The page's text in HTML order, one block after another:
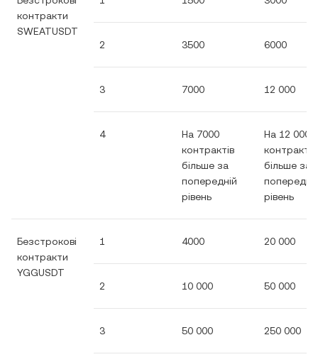
контракти
SWEATUSDT
2 3500 6000
3 7000 12 000
4
На 7000
контрактів
більше за
попередній
рівень
На 12 000
контрактів
більше за
рівень
Безстрокові
контракти
YGGUSDT
1 4000 20 000
2 10 000 50 000
3 50 000 250 000